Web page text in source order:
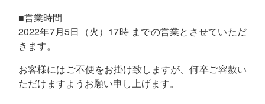
■営業時間
2022年7月5日（火）17時 までの営業とさせていただ
きます。
お客様にはご不便をお掛け致しますが、何卒ご容赦い
ただけますようお願い申し上げます。